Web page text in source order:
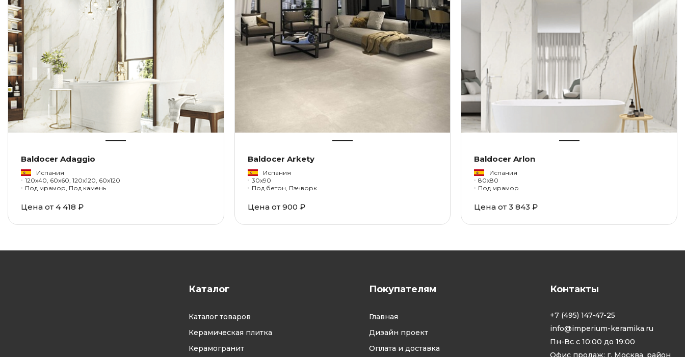
Baldocer Adaggio
Испания
120x40, 60x60, 120x120, 60x120
Под мрамор, Под камень
Цена от 4 418 ₽
Baldocer Arkety
Испания
30x90
Под бетон, Пэчворк
Цена от 900 ₽
Baldocer Arlon
Испания
80x80
Под мрамор
Цена от 3 843 ₽
Каталог
Каталог товаров
Керамическая плитка
Керамогранит
Покупателям
Главная
Дизайн проект
Оплата и доставка
Контакты
+7 (495) 147-47-25
info@imperium-keramika.ru
Пн-Вс с 10:00 до 19:00
Офис продаж: г. Москва, район